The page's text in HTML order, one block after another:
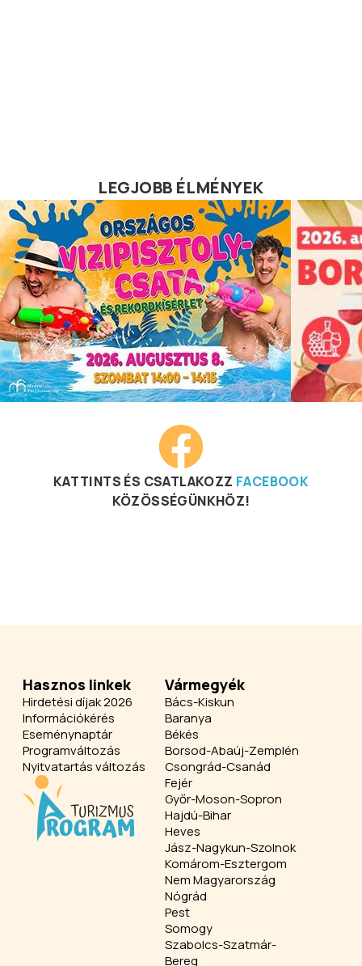
LEGJOBB ÉLMÉNYEK
KATTINTS ÉS CSATLAKOZZ FACEBOOK
KÖZÖSSÉGÜNKHÖZ!
Hasznos linkek
Hirdetési díjak 2026
Információkérés
Eseménynaptár
Programváltozás
Nyitvatartás változás
Vármegyék
Bács-Kiskun
Baranya
Békés
Borsod-Abaúj-Zemplén
Csongrád-Csanád
Fejér
Győr-Moson-Sopron
Hajdú-Bihar
Heves
Jász-Nagykun-Szolnok
Komárom-Esztergom
Nem Magyarország
Nógrád
Pest
Somogy
Szabolcs-Szatmár-
Bereg